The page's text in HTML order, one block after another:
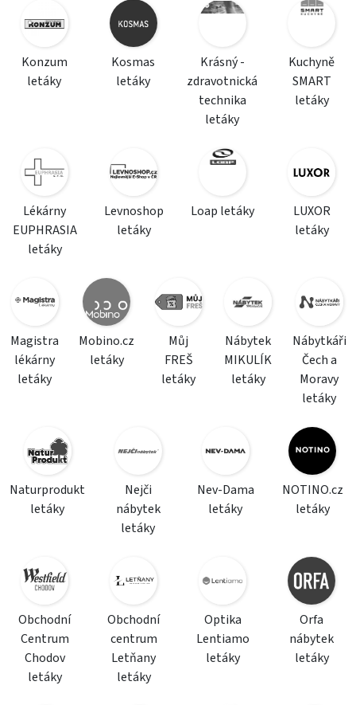
Konzum
letáky
Kosmas
letáky
Krásný -
zdravotnická
technika
letáky
Kuchyně
SMART
letáky
Lékárny
EUPHRASIA
letáky
Levnoshop
letáky
Loap letáky
LUXOR
letáky
Magistra
lékárny
letáky
Mobino.cz
letáky
Můj
FREŠ
letáky
Nábytek
MIKULÍK
letáky
Nábytkáři
Čech a
Moravy
letáky
Naturprodukt
letáky
Nejči
nábytek
letáky
Nev-Dama
letáky
NOTINO.cz
letáky
Obchodní
Centrum
Chodov
letáky
Obchodní
centrum
Letňany
letáky
Optika
Lentiamo
letáky
Orfa
nábytek
letáky